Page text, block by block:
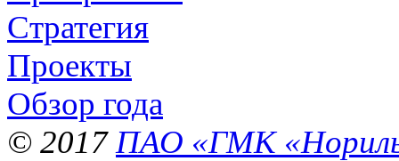
Стратегия
Проекты
Обзор года
© 2017 ПАО «ГМК